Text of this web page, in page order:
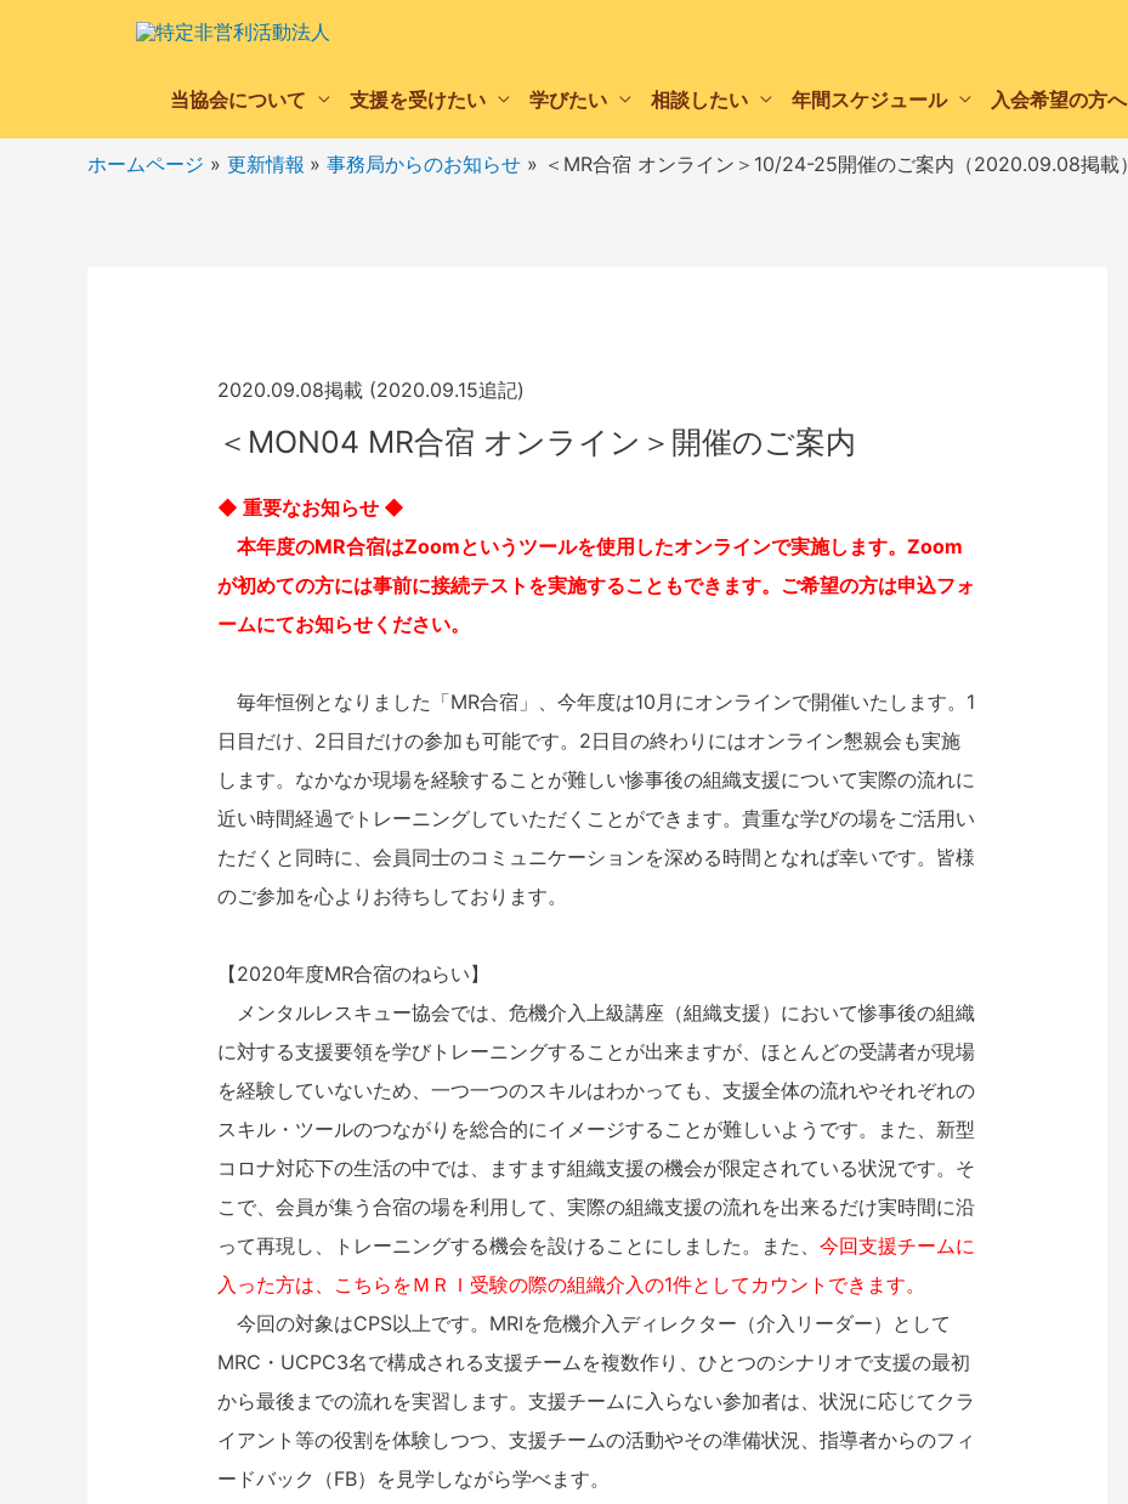
当協会について 支援を受けたい 学びたい 相談したい 年間スケジュール 入会希望の方へ
ホームページ 更新情報 事務局からのお知らせ ＜MR合宿 オンライン＞10/24-25開催のご案内（2020.09.08掲載）
2020.09.08掲載 (2020.09.15追記)
＜MON04 MR合宿 オンライン＞開催のご案内
◆ 重要なお知らせ ◆
本年度のMR合宿はZoomというツールを使用したオンラインで実施します。Zoom
が初めての方には事前に接続テストを実施することもできます。ご希望の方は申込フォ
ームにてお知らせください。
毎年恒例となりました「MR合宿」、今年度は10月にオンラインで開催いたします。1
日目だけ、2日目だけの参加も可能です。2日目の終わりにはオンライン懇親会も実施
します。なかなか現場を経験することが難しい惨事後の組織支援について実際の流れに
近い時間経過でトレーニングしていただくことができます。貴重な学びの場をご活用い
ただくと同時に、会員同士のコミュニケーションを深める時間となれば幸いです。皆様
のご参加を心よりお待ちしております。
【2020年度MR合宿のねらい】
メンタルレスキュー協会では、危機介入上級講座（組織支援）において惨事後の組織
に対する支援要領を学びトレーニングすることが出来ますが、ほとんどの受講者が現場
を経験していないため、一つ一つのスキルはわかっても、支援全体の流れやそれぞれの
スキル・ツールのつながりを総合的にイメージすることが難しいようです。また、新型
コロナ対応下の生活の中では、ますます組織支援の機会が限定されている状況です。そ
こで、会員が集う合宿の場を利用して、実際の組織支援の流れを出来るだけ実時間に沿
って再現し、トレーニングする機会を設けることにしました。また、 今回支援チームに
入った方は、こちらをＭＲＩ受験の際の組織介入の1件としてカウントできます。
今回の対象はCPS以上です。MRIを危機介入ディレクター（介入リーダー）として
MRC・UCPC3名で構成される支援チームを複数作り、ひとつのシナリオで支援の最初
から最後までの流れを実習します。支援チームに入らない参加者は、状況に応じてクラ
イアント等の役割を体験しつつ、支援チームの活動やその準備状況、指導者からのフィ
ードバック（FB）を見学しながら学べます。